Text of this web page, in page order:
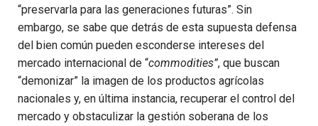
“preservarla para las generaciones futuras”. Sin
embargo, se sabe que detrás de esta supuesta defensa
del bien común pueden esconderse intereses del
mercado internacional de “commodities”, que buscan
“demonizar” la imagen de los productos agrícolas
nacionales y, en última instancia, recuperar el control del
mercado y obstaculizar la gestión soberana de los